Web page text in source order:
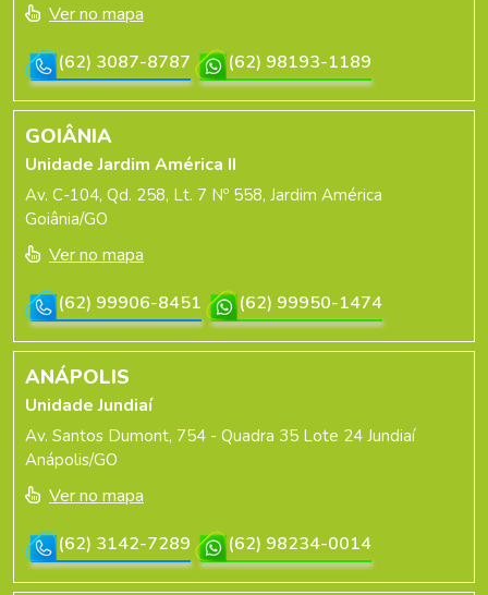
Ver no mapa
(62) 3087-8787
(62) 98193-1189
GOIÂNIA
Unidade Jardim América II
Av. C-104, Qd. 258, Lt. 7 Nº 558, Jardim América
Goiânia/GO
Ver no mapa
(62) 99906-8451
(62) 99950-1474
ANÁPOLIS
Unidade Jundiaí
Av. Santos Dumont, 754 - Quadra 35 Lote 24 Jundiaí
Anápolis/GO
Ver no mapa
(62) 3142-7289
(62) 98234-0014